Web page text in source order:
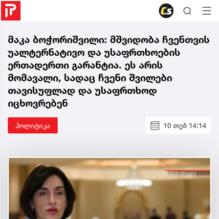
მაკა ბოჭორიშვილი: მშვიდობა ჩვენთვის
უალტერნატივო და უსაფრთხოების
ერთადერთი გარანტია. ეს არის
მომავალი, სადაც ჩვენი შვილები
თავისუფლად და უსაფრთხოდ
იცხოვრებენ
პოლიტიკა 10 თებ 14:14